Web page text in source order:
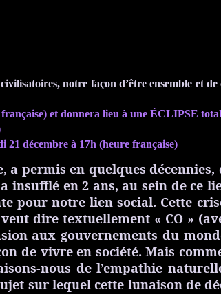
notre façon d’être ensemble et
et donnera lieu à une ÉCLIPSE
décembre à 17h (heure française)
permis en quelques décennies,
insufflé en 2 ans, au sein de ce
pour notre lien social. Cette
dire textuellement « CO »
aux gouvernements du
de vivre en société. Mais
nous de l’empathie
sur lequel cette lunaison de